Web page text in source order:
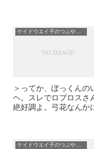
ケイドウエイ子のつぶやき日記
＞ってか、ぽっくんの
ヘ。スレでロプロスさんに突
絶好調よ。弓花なんか
ケイドウエイ子のつぶやき日記